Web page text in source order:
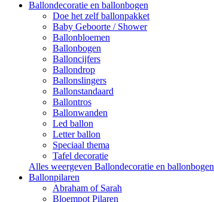
Ballondecoratie en ballonbogen
Doe het zelf ballonpakket
Baby Geboorte / Shower
Ballonbloemen
Ballonbogen
Balloncijfers
Ballondrop
Ballonslingers
Ballonstandaard
Ballontros
Ballonwanden
Led ballon
Letter ballon
Speciaal thema
Tafel decoratie
Alles weergeven Ballondecoratie en ballonbogen
Ballonpilaren
Abraham of Sarah
Bloempot Pilaren